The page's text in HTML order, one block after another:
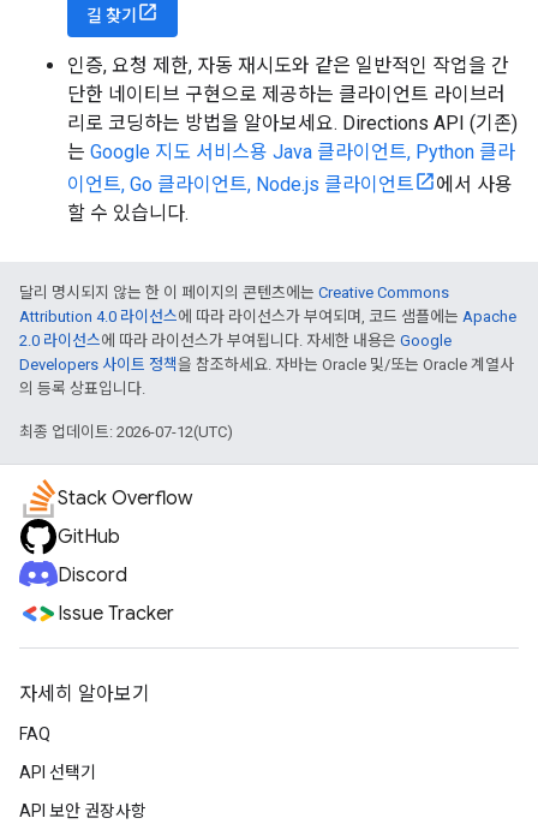
길 찾기
인증, 요청 제한, 자동 재시도와 같은 일반적인 작업을 간
단한 네이티브 구현으로 제공하는 클라이언트 라이브러
리로 코딩하는 방법을 알아보세요. Directions API (기존)
는 Google 지도 서비스용 Java 클라이언트, Python 클라
이언트, Go 클라이언트, Node.js 클라이언트
에서 사용
할 수 있습니다.
달리 명시되지 않는 한 이 페이지의 콘텐츠에는 Creative Commons
Attribution 4.0 라이선스에 따라 라이선스가 부여되며, 코드 샘플에는 Apache
2.0 라이선스에 따라 라이선스가 부여됩니다. 자세한 내용은 Google
Developers 사이트 정책을 참조하세요. 자바는 Oracle 및/또는 Oracle 계열사
의 등록 상표입니다.
최종 업데이트: 2026-07-12(UTC)
Stack Overflow
GitHub
Discord
Issue Tracker
자세히 알아보기
FAQ
API 선택기
API 보안 권장사항